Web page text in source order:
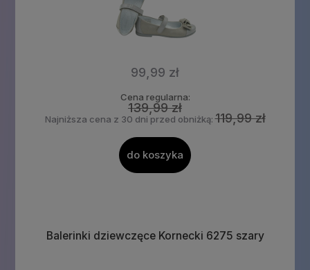
99,99 zł
Cena regularna:
139,99 zł
Najniższa cena z 30 dni przed obniżką:119,99 zł
do koszyka
Balerinki dziewczęce Kornecki 6275 szary